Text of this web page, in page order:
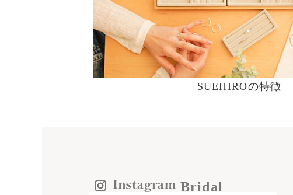
SUEHIROの特徴
Bridal